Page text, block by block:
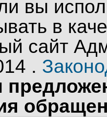
вы
в
сайт
.